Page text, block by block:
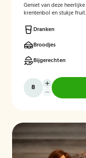
Geniet van deze
krentenbol en stukje fruit.
Dranken
Broodjes
Bijgerechten